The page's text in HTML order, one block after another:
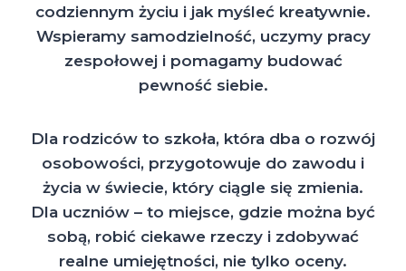
codziennym życiu i jak myśleć kreatywnie.
Wspieramy samodzielność, uczymy pracy
zespołowej i pomagamy budować
pewność siebie.
Dla rodziców to szkoła, która dba o rozwój
osobowości, przygotowuje do zawodu i
życia w świecie, który ciągle się zmienia.
Dla uczniów – to miejsce, gdzie można być
sobą, robić ciekawe rzeczy i zdobywać
realne umiejętności, nie tylko oceny.